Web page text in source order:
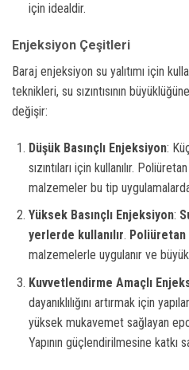
için idealdir.
Enjeksiyon Çeşitleri
Baraj enjeksiyon su yalıtımı için
teknikleri, su sızıntısının
değişir:
Düşük Basınçlı Enjeksiyon:
sızıntıları için kullanılır.
malzemeler bu tip
Yüksek Basınçlı Enjeksiyon:
yerlerde kullanılır.
malzemelerle uygulanır ve
Kuvvetlendirme Amaçlı
dayanıklılığını artırmak için
yüksek mukavemet sağlayan
Yapının güçlendirilmesine katkı